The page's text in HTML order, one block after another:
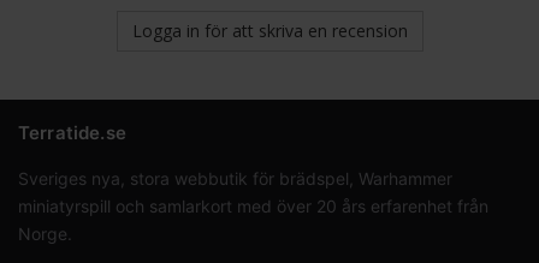
Logga in för att skriva en recension
Terratide.se
Sveriges nya, stora webbutik för brädspel, Warhammer
miniatyrspill och samlarkort med över 20 års erfarenhet från
Norge.